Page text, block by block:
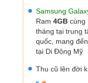
Samsung
Ram 4GB cùng
tháng tại trung
quốc, mang
tại Di Động Mỹ
Thu cũ lên đời